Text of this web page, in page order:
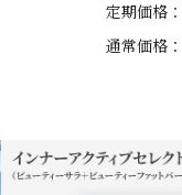
定期価格：
通常価格：